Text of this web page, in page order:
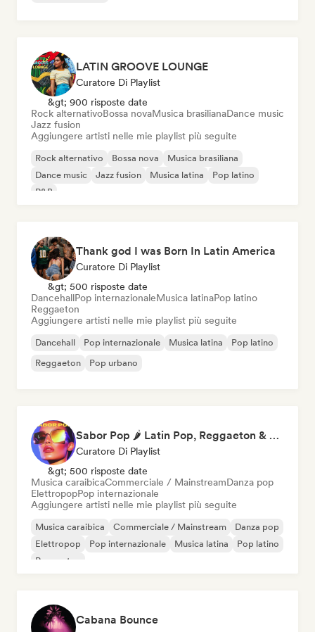
LATIN GROOVE LOUNGE
Curatore Di Playlist
&gt; 900 risposte date
Rock alternativoBossa novaMusica brasilianaDance music
Jazz fusion
Aggiungere artisti nelle mie playlist più seguite
Rock alternativo Bossa nova
Musica brasiliana
Dance music
Jazz fusion Musica latina
Pop latino
R&B
Thank god I was Born In Latin America
Curatore Di Playlist
&gt; 500 risposte date
DancehallPop internazionaleMusica latinaPop latino
Reggaeton
Aggiungere artisti nelle mie playlist più seguite
Dancehall Pop internazionale Musica latina
Pop latino
Reggaeton
Pop urbano
Sabor Pop 🌶️ Latin Pop, Reggaeton & Latin Club Hits
Curatore Di Playlist
&gt; 500 risposte date
Musica caraibicaCommerciale / MainstreamDanza pop
ElettropopPop internazionale
Aggiungere artisti nelle mie playlist più seguite
Musica caraibica Commerciale / Mainstream
Danza pop
Elettropop
Pop internazionale Musica latina
Pop latino
Reggaeton
Cabana Bounce